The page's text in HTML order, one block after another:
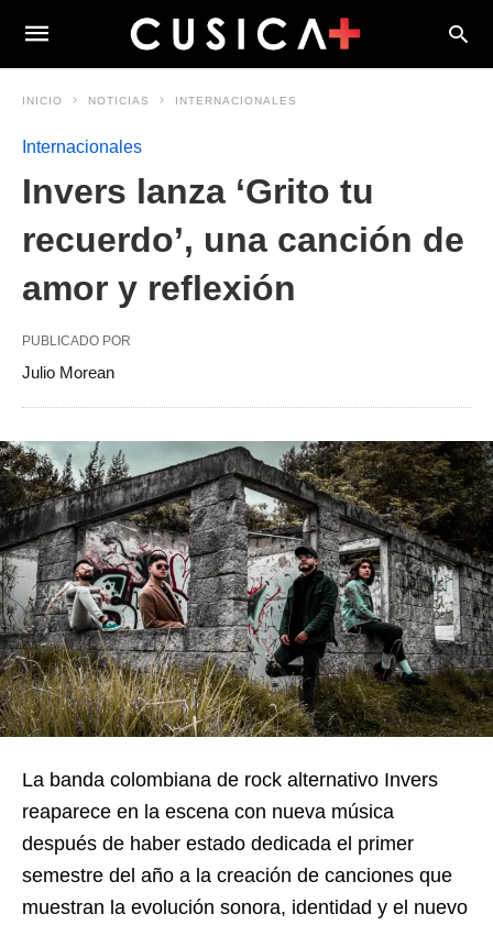
INICIO NOTICIAS INTERNACIONALES
Internacionales
Invers lanza ‘Grito tu
recuerdo’, una canción de
amor y reflexión
PUBLICADO POR
Julio Morean
La banda colombiana de rock alternativo Invers
reaparece en la escena con nueva música
después de haber estado dedicada el primer
semestre del año a la creación de canciones que
muestran la evolución sonora, identidad y el nuevo